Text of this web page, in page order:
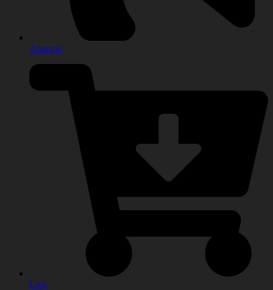
Anuncie
Loja